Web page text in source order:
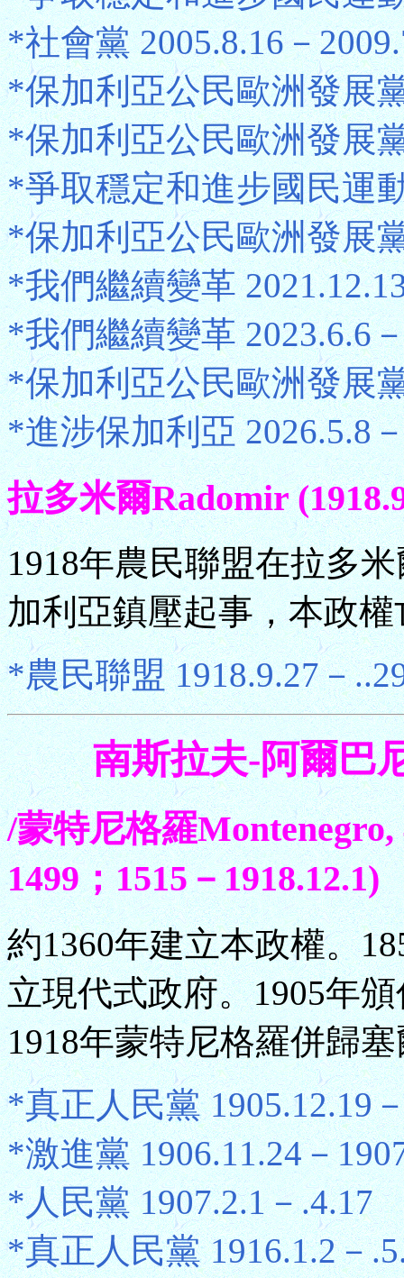
*社會黨 2005.8.16－
*保加利亞公民歐洲發展
*保加利亞公民歐洲發展
*爭取穩定和進步國民運
*保加利亞公民歐洲發展
*我們繼續變革
*我們繼續變革 2023.6.6
*保加利亞公民歐洲發展
*進涉保加利亞 2026.5.8
拉多米爾Radomir
1918年農民聯盟在拉多
加利亞鎮壓起事，本政權
*農民聯盟 1918.9.27－
南斯拉夫-阿爾巴
/蒙特尼格羅
1499；1515－1918.12.1)
約1360年建立本政權。
立現代式政府。1905年
1918年蒙特尼格羅併歸
*真正人民黨 1905.12.19
*激進黨 1906.11.24－
*人民黨 1907.2.1－.4.17
*真正人民黨 1916.1.2－